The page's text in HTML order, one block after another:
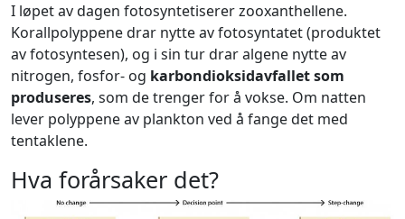
I løpet av dagen fotosyntetiserer zooxanthellene.
Korallpolyppene drar nytte av fotosyntatet (produktet
av fotosyntesen), og i sin tur drar algene nytte av
nitrogen, fosfor- og karbondioksidavfallet som
produseres, som de trenger for å vokse. Om natten
lever polyppene av plankton ved å fange det med
tentaklene.
Hva forårsaker det?